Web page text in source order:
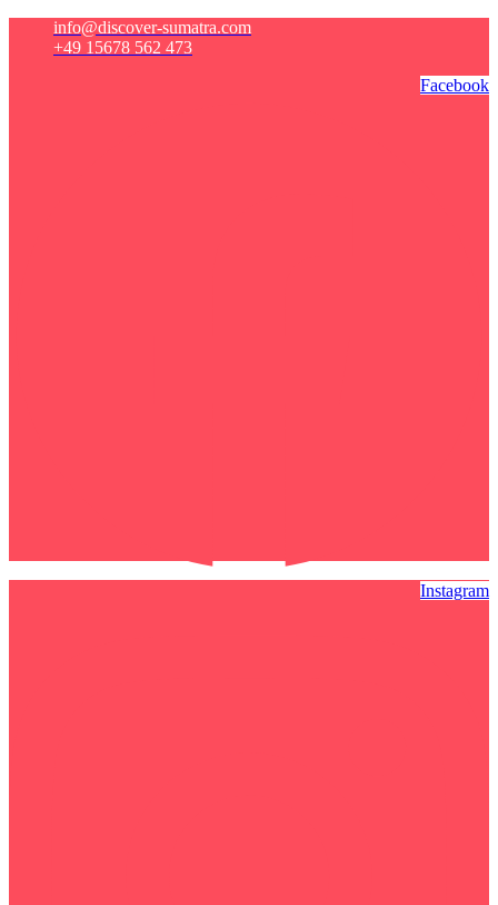
info@discover-sumatra.com
+49 15678 562 473
Facebook
Instagram